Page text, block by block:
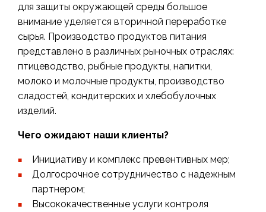
для защиты окружающей среды большое
внимание уделяется вторичной переработке
сырья. Производство продуктов питания
представлено в различных рыночных отраслях:
птицеводство, рыбные продукты, напитки,
молоко и молочные продукты, производство
сладостей, кондитерских и хлебобулочных
изделий.
Чего ожидают наши клиенты?
Инициативу и комплекс превентивных мер;
Долгосрочное сотрудничество с надежным
партнером;
Высококачественные услуги контроля